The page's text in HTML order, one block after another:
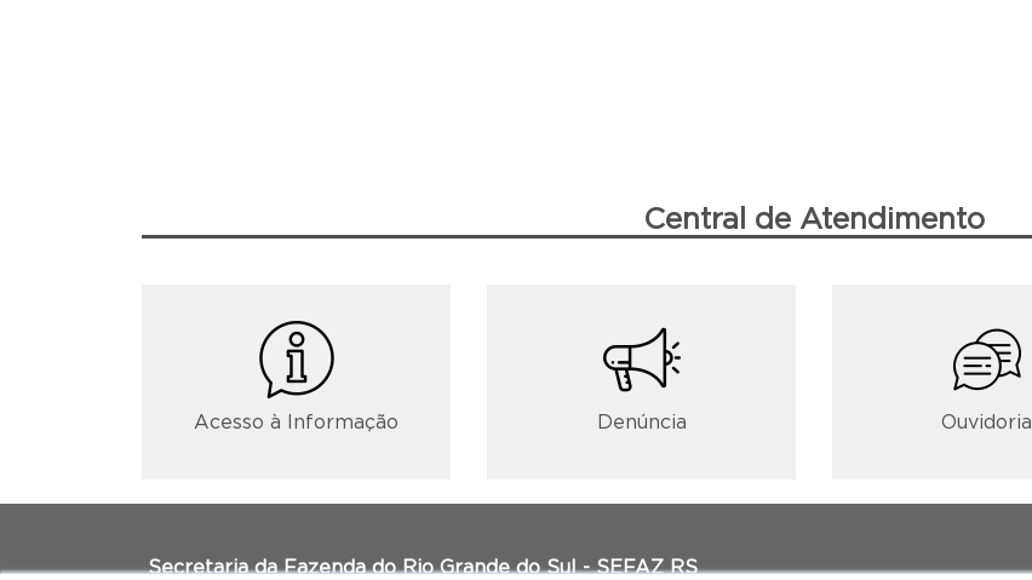
Central de Atendimento
Acesso à Informação Denúncia Ouvidoria
Secretaria da Fazenda do Rio Grande do Sul - SEFAZ RS